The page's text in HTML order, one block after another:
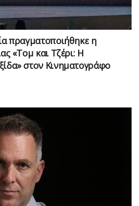
πραγματοποιήθηκε η
«Τομ και Τζέρι: Η
στον Κινηματογράφο